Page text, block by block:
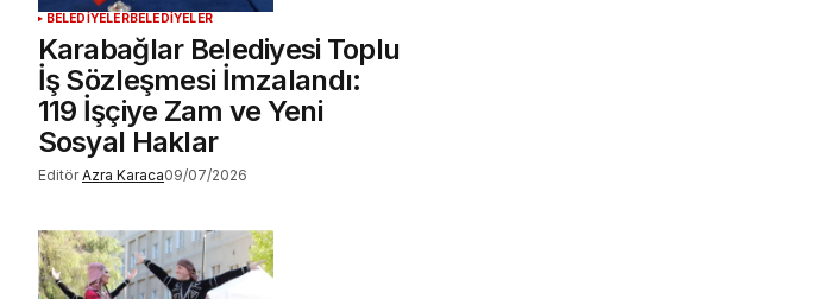
BELEDİYELERBELEDİYELER
Karabağlar Belediyesi Toplu
İş Sözleşmesi İmzalandı:
119 İşçiye Zam ve Yeni
Sosyal Haklar
Editör Azra Karaca09/07/2026